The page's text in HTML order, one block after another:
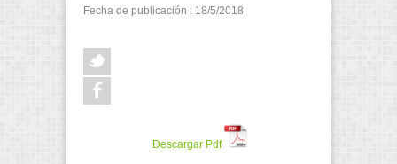
Fecha de publicación : 18/5/2018
Descargar Pdf